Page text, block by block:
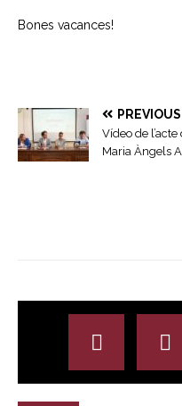
Bones vacances!
PREVIOUS
Vídeo de
Maria Àngels